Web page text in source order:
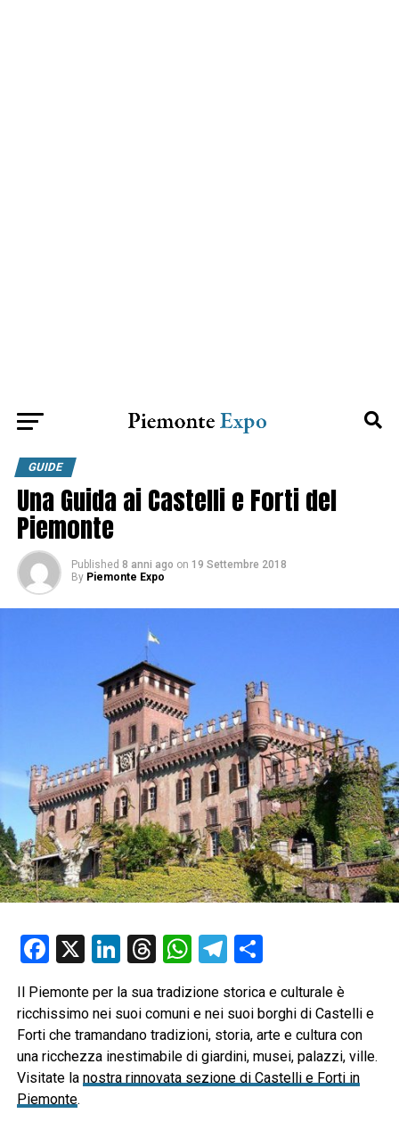
GUIDE
Una Guida ai Castelli e Forti del
Piemonte
Published 8 anni ago on 19 Settembre 2018
By Piemonte Expo
Facebook
X LinkedIn
Threads
WhatsApp
Telegram
Condividi
Il Piemonte per la sua tradizione storica e culturale è
ricchissimo nei suoi comuni e nei suoi borghi di Castelli e
Forti che tramandano tradizioni, storia, arte e cultura con
una ricchezza inestimabile di giardini, musei, palazzi, ville.
Visitate la nostra rinnovata sezione di Castelli e Forti in
Piemonte.